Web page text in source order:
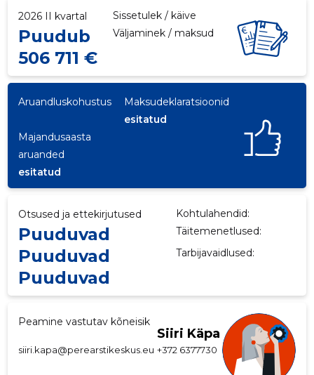
2026 II kvartal Sissetulek / käive
Puudub Väljaminek / maksud
506 711 €
Aruandluskohustus
Maksudeklaratsioonid
esitatud
Majandusaasta
aruanded
esitatud
Otsused ja ettekirjutused Kohtulahendid:
Puuduvad Täitemenetlused:
Puuduvad Tarbijavaidlused:
Puuduvad
Peamine vastutav kõneisik
Siiri Käpa
siiri.kapa@perearstikeskus.eu +372 6377730